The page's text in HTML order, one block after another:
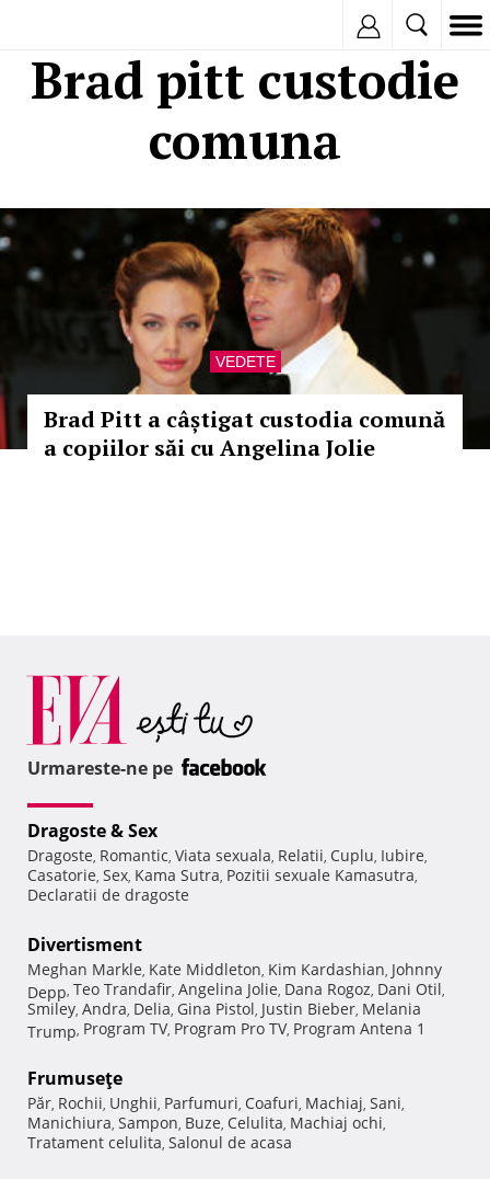
Brad pitt custodie
comuna
VEDETE
Brad Pitt a câștigat custodia comună
a copiilor săi cu Angelina Jolie
Urmareste-ne pe
Dragoste & Sex
Dragoste, Romantic, Viata sexuala, Relatii, Cuplu, Iubire,
Casatorie, Sex, Kama Sutra, Pozitii sexuale Kamasutra,
Declaratii de dragoste
Divertisment
Meghan Markle, Kate Middleton, Kim Kardashian, Johnny
Depp, Teo Trandafir, Angelina Jolie, Dana Rogoz, Dani Otil,
Smiley, Andra, Delia, Gina Pistol, Justin Bieber, Melania
Trump, Program TV, Program Pro TV, Program Antena 1
Frumuseţe
Păr, Rochii, Unghii, Parfumuri, Coafuri, Machiaj, Sani,
Manichiura, Sampon, Buze, Celulita, Machiaj ochi,
Tratament celulita, Salonul de acasa